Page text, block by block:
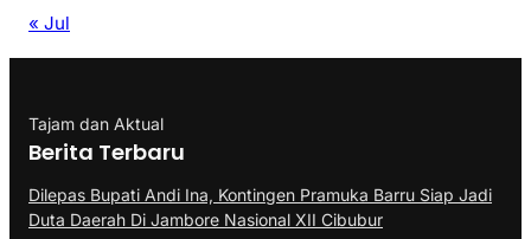
« Jul
Tajam dan Aktual
Berita Terbaru
Dilepas Bupati Andi Ina, Kontingen Pramuka Barru Siap Jadi
Duta Daerah Di Jambore Nasional XII Cibubur